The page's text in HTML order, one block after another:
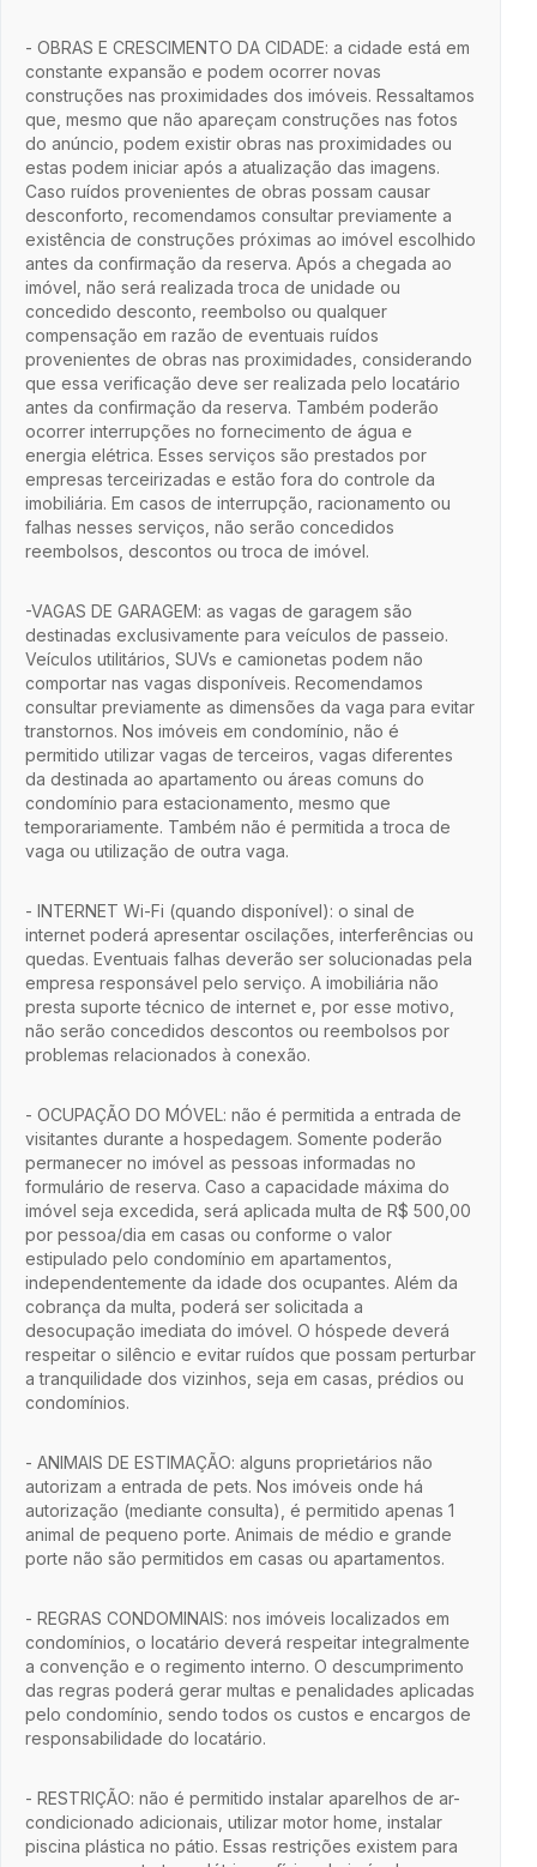
- OBRAS E CRESCIMENTO DA CIDADE: a cidade está em
constante expansão e podem ocorrer novas
construções nas proximidades dos imóveis. Ressaltamos
que, mesmo que não apareçam construções nas fotos
do anúncio, podem existir obras nas proximidades ou
estas podem iniciar após a atualização das imagens.
Caso ruídos provenientes de obras possam causar
desconforto, recomendamos consultar previamente a
existência de construções próximas ao imóvel escolhido
antes da confirmação da reserva. Após a chegada ao
imóvel, não será realizada troca de unidade ou
concedido desconto, reembolso ou qualquer
compensação em razão de eventuais ruídos
provenientes de obras nas proximidades, considerando
que essa verificação deve ser realizada pelo locatário
antes da confirmação da reserva. Também poderão
ocorrer interrupções no fornecimento de água e
energia elétrica. Esses serviços são prestados por
empresas terceirizadas e estão fora do controle da
imobiliária. Em casos de interrupção, racionamento ou
falhas nesses serviços, não serão concedidos
reembolsos, descontos ou troca de imóvel.
-VAGAS DE GARAGEM: as vagas de garagem são
destinadas exclusivamente para veículos de passeio.
Veículos utilitários, SUVs e camionetas podem não
comportar nas vagas disponíveis. Recomendamos
consultar previamente as dimensões da vaga para evitar
transtornos. Nos imóveis em condomínio, não é
permitido utilizar vagas de terceiros, vagas diferentes
da destinada ao apartamento ou áreas comuns do
condomínio para estacionamento, mesmo que
temporariamente. Também não é permitida a troca de
vaga ou utilização de outra vaga.
- INTERNET Wi-Fi (quando disponível): o sinal de
internet poderá apresentar oscilações, interferências ou
quedas. Eventuais falhas deverão ser solucionadas pela
empresa responsável pelo serviço. A imobiliária não
presta suporte técnico de internet e, por esse motivo,
não serão concedidos descontos ou reembolsos por
problemas relacionados à conexão.
- OCUPAÇÃO DO MÓVEL: não é permitida a entrada de
visitantes durante a hospedagem. Somente poderão
permanecer no imóvel as pessoas informadas no
formulário de reserva. Caso a capacidade máxima do
imóvel seja excedida, será aplicada multa de R$ 500,00
por pessoa/dia em casas ou conforme o valor
estipulado pelo condomínio em apartamentos,
independentemente da idade dos ocupantes. Além da
cobrança da multa, poderá ser solicitada a
desocupação imediata do imóvel. O hóspede deverá
respeitar o silêncio e evitar ruídos que possam perturbar
a tranquilidade dos vizinhos, seja em casas, prédios ou
condomínios.
- ANIMAIS DE ESTIMAÇÃO: alguns proprietários não
autorizam a entrada de pets. Nos imóveis onde há
autorização (mediante consulta), é permitido apenas 1
animal de pequeno porte. Animais de médio e grande
porte não são permitidos em casas ou apartamentos.
- REGRAS CONDOMINAIS: nos imóveis localizados em
condomínios, o locatário deverá respeitar integralmente
a convenção e o regimento interno. O descumprimento
das regras poderá gerar multas e penalidades aplicadas
pelo condomínio, sendo todos os custos e encargos de
responsabilidade do locatário.
- RESTRIÇÃO: não é permitido instalar aparelhos de ar-
condicionado adicionais, utilizar motor home, instalar
piscina plástica no pátio. Essas restrições existem para